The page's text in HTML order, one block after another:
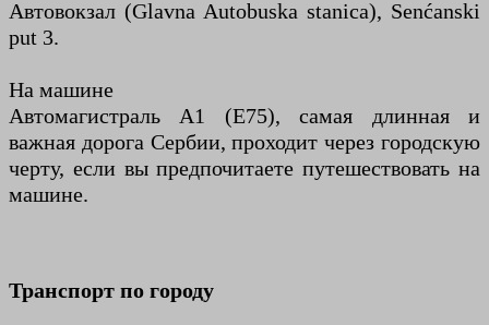
Автовокзал (Glavna Autobuska stanica), Senćanski
put 3.
На машине
Автомагистраль A1 (E75), самая длинная и
важная дорога Сербии, проходит через городскую
черту, если вы предпочитаете путешествовать на
машине.
Транспорт по городу